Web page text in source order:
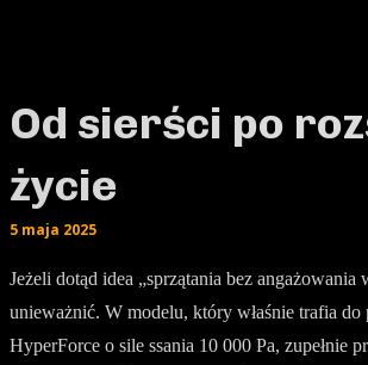
Od sierści po
życie
5 maja 2025
Jeżeli dotąd idea „sprzątania bez
unieważnić. W modelu, który właśnie trafia do
HyperForce o sile ssania 10 000 Pa, zupełnie